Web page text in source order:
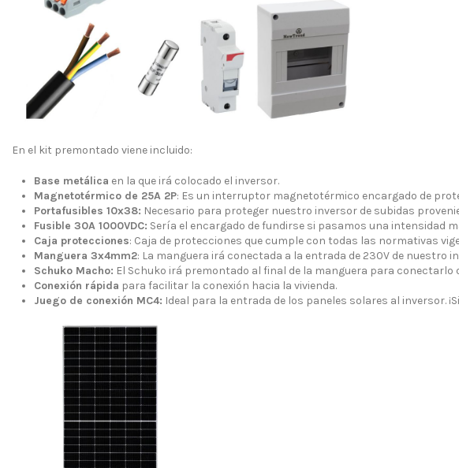
En el kit premontado viene incluido:
Base metálica en la que irá colocado el inversor.
Magnetotérmico de 25A 2P: Es un interruptor magnetotérmico encargado de
Portafusibles 10x38: Necesario para proteger nuestro inversor de subidas
Fusible 30A 1000VDC: Sería el encargado de fundirse si pasamos una intensidad
Caja protecciones: Caja de protecciones que cumple con todas las normativas
Manguera 3x4mm2: La manguera irá conectada a la entrada de 230V de
Schuko Macho: El Schuko irá premontado al final de la manguera para
Conexión rápida para facilitar la conexión hacia la vivienda.
Juego de conexión MC4: Ideal para la entrada de los paneles solares al inversor.